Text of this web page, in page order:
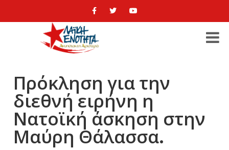
Πρόκληση για την
διεθνή ειρήνη η
Νατοϊκή άσκηση στην
Μαύρη Θάλασσα.